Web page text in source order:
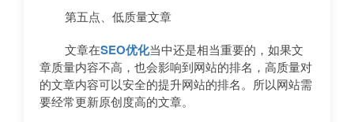
第五点、低质量文章
文章在SEO优化当中还是相当重要的，如果文
章质量内容不高，也会影响到网站的排名，高质量对
的文章内容可以安全的提升网站的排名。所以网站需
要经常更新原创度高的文章。